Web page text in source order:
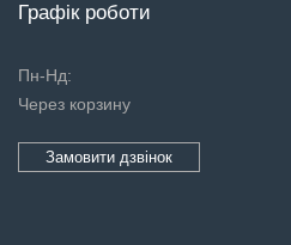
Графік роботи
Пн-Нд:
Через корзину
Замовити дзвінок